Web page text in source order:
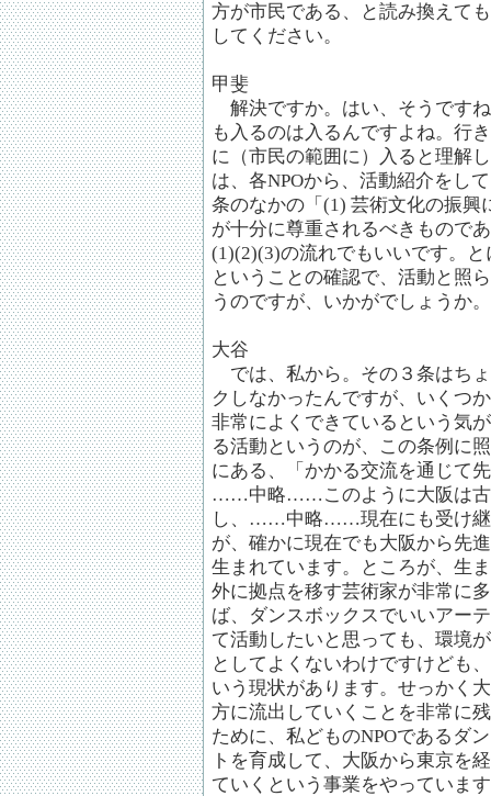
方が市民である、と読み換えて
してください。
甲斐
解決ですか。はい、そうです
も入るのは入るんですよね。行
に（市民の範囲に）入ると理解
は、各NPOから、活動紹介をし
条のなかの「(1) 芸術文化の振
が十分に尊重されるべきもので
(1)(2)(3)の流れでもいいです。
ということの確認で、活動と照
うのですが、いかがでしょうか。
大谷
では、私から。その３条はち
クしなかったんですが、いくつ
非常によくできているという気
る活動というのが、この条例に
にある、「かかる交流を通じて
……中略……このように大阪は古
し、……中略……現在にも受け継
が、確かに現在でも大阪から先
生まれています。ところが、生
外に拠点を移す芸術家が非常に
ば、ダンスボックスでいいアー
て活動したいと思っても、環境
としてよくないわけですけども
いう現状があります。せっかく
方に流出していくことを非常に
ために、私どものNPOであるダ
トを育成して、大阪から東京を
ていくという事業をやっていま